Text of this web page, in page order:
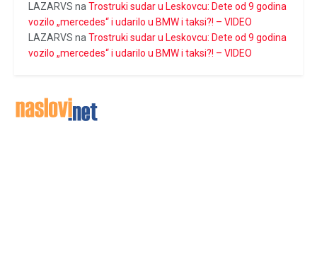
LAZARVS naTrostruki sudar u Leskovcu: Dete od 9 godina
vozilo „mercedes“ i udarilo u BMW i taksi?! – VIDEO
LAZARVS naTrostruki sudar u Leskovcu: Dete od 9 godina
vozilo „mercedes“ i udarilo u BMW i taksi?! – VIDEO